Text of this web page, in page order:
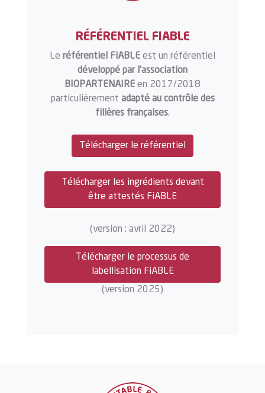
RÉFÉRENTIEL FIABLE
Le référentiel FiABLE est un référentiel
développé par l’association
BIOPARTENAIRE en 2017/2018
particulièrement adapté au contrôle des
filières françaises.
Télécharger le référentiel
Télécharger les ingrédients devant
être attestés FiABLE
(version : avril 2022)
Télécharger le processus de
labellisation FiABLE
(version 2025)